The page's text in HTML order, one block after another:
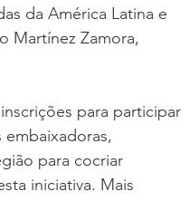
da América Latina e
Martínez Zamora,
para participar
para cocriar
iniciativa. Mais